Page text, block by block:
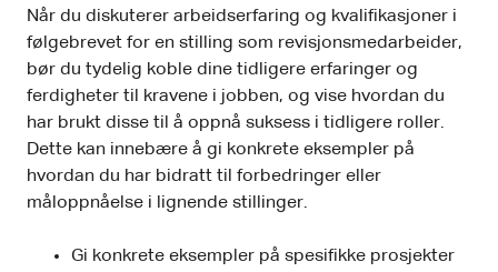
Når du diskuterer arbeidserfaring og kvalifikasjoner i
følgebrevet for en stilling som revisjonsmedarbeider,
bør du tydelig koble dine tidligere erfaringer og
ferdigheter til kravene i jobben, og vise hvordan du
har brukt disse til å oppnå suksess i tidligere roller.
Dette kan innebære å gi konkrete eksempler på
hvordan du har bidratt til forbedringer eller
måloppnåelse i lignende stillinger.
Gi konkrete eksempler på spesifikke prosjekter